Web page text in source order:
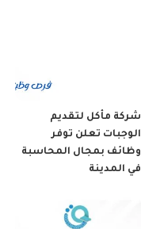
شركة مأكل لتقديم
الوجبات تعلن توفر
وظائف بمجال المحاسبة
في المدينة